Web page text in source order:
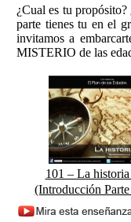
¿Cual es tu propósito?
parte tienes tu en el
invitamos a
MISTERIO de las
101 – La
(Introducción